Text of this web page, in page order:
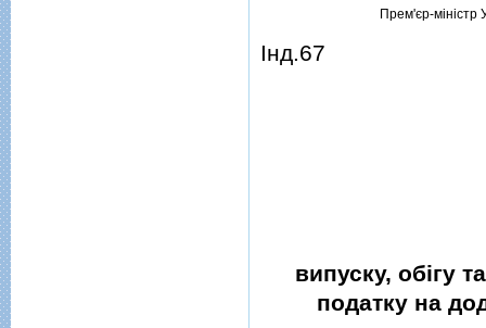
Прем'єр-мiнiстр
Iнд.67
випуску, обiгу
податку на